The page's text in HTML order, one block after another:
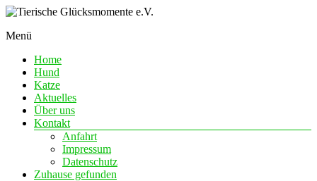
Skip
content
Glücksmomente
e.V.
Chance
Liebe
Menü
Home
Hund
Katze
Aktuelles
Über uns
Kontakt
Anfahrt
Impressum
Datenschutz
Zuhause gefunden